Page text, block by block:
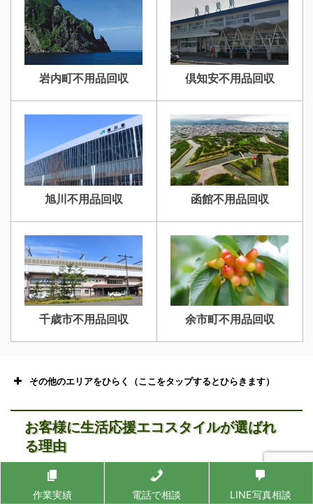
岩内町不用品回収 倶知安不用品回収
旭川不用品回収 函館不用品回収
千歳市不用品回収 余市町不用品回収
その他のエリアをひらく（ここをタップするとひらきます）
お客様に生活応援エコスタイルが選ばれ
る理由
作業実績 電話で相談 LINE写真相談